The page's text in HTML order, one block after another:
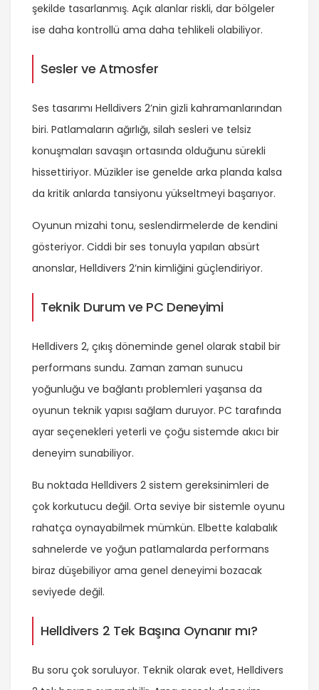
şekilde tasarlanmış. Açık alanlar riskli, dar bölgeler
ise daha kontrollü ama daha tehlikeli olabiliyor.
Sesler ve Atmosfer
Ses tasarımı Helldivers 2’nin gizli kahramanlarından
biri. Patlamaların ağırlığı, silah sesleri ve telsiz
konuşmaları savaşın ortasında olduğunu sürekli
hissettiriyor. Müzikler ise genelde arka planda kalsa
da kritik anlarda tansiyonu yükseltmeyi başarıyor.
Oyunun mizahi tonu, seslendirmelerde de kendini
gösteriyor. Ciddi bir ses tonuyla yapılan absürt
anonslar, Helldivers 2’nin kimliğini güçlendiriyor.
Teknik Durum ve PC Deneyimi
Helldivers 2, çıkış döneminde genel olarak stabil bir
performans sundu. Zaman zaman sunucu
yoğunluğu ve bağlantı problemleri yaşansa da
oyunun teknik yapısı sağlam duruyor. PC tarafında
ayar seçenekleri yeterli ve çoğu sistemde akıcı bir
deneyim sunabiliyor.
Bu noktada Helldivers 2 sistem gereksinimleri de
çok korkutucu değil. Orta seviye bir sistemle oyunu
rahatça oynayabilmek mümkün. Elbette kalabalık
sahnelerde ve yoğun patlamalarda performans
biraz düşebiliyor ama genel deneyimi bozacak
seviyede değil.
Helldivers 2 Tek Başına Oynanır mı?
Bu soru çok soruluyor. Teknik olarak evet, Helldivers